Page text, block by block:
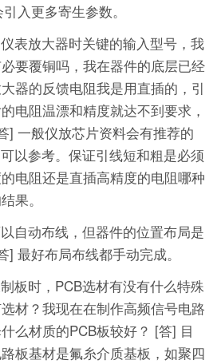
入更多寄生参数。
表放大器时关键的输入型号，我
要覆铜吗，我在器件的底层已经
器的反馈电阻我是用直插的，引
电阻温漂和精度就达不到要求，
] 一般仪放芯片资料会有推荐的
以参考。保证引线短和粗是必须
电阻还是直插高精度的电阻哪种
果。
自动布线，但器件的位置布局是
] 最好布局布线都手动完成。
板时，PCB选材有没有什么特殊
材？我现在在制作高频信号电路
么材质的PCB板较好？ [答] 目
板基材是氟糸介质基板，如聚四